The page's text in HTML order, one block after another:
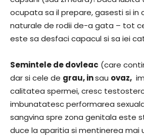
ocupata sa il prepare, gasesti si in
naturale de rodii de-a gata – tot
este sa desfaci capacul si sa iei
Semintele de dovleac (care
dar si cele de grau, insau ovaz,
calitatea spermei, cresc
imbunatatesc performarea
sangvina spre zona genitala este
duce la aparitia si mentinerea mai